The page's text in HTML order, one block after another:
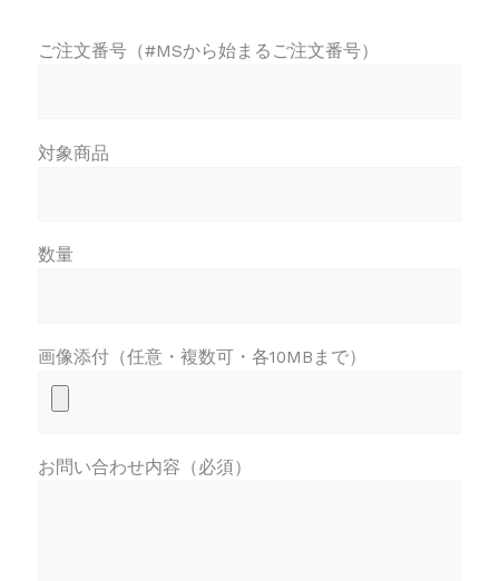
ご注文番号（#MSから始まるご注文番号）
対象商品
数量
画像添付（任意・複数可・各10MBまで）
お問い合わせ内容（必須）